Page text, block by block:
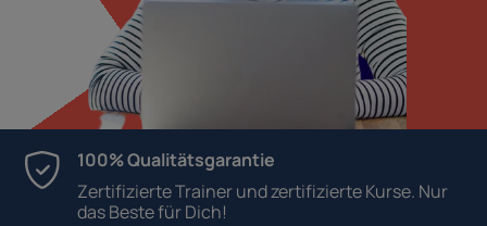
100% Qualitätsgarantie
Zertifizierte Trainer und zertifizierte Kurse. Nur
das Beste für Dich!